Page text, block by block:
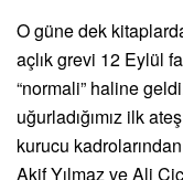
O güne dek
açlık grevi 12 Eylül
“normali” haline
uğurladığımız ilk
kurucu
Akif Yılmaz ve Ali